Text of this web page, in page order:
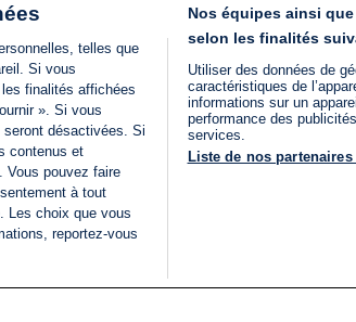
telles que
Si vous
finalités affichées
». Si vous
désactivées. Si
contenus et
Vous pouvez faire
à tout
Les choix que vous
reportez-vous
Nos équipes ainsi
selon les finalités
Utiliser des données de
caractéristiques de
informations sur un
performance des
services.
Liste de nos